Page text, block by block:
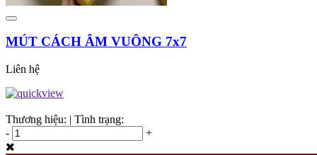
MÚT CÁCH ÂM VUÔNG 7x7
Liên hệ
Thương hiệu: | Tình trạng:
-
+